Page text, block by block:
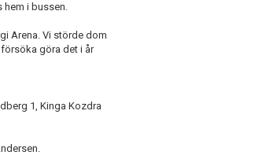
hem i bussen.
Arena. Vi störde dom
göra det i år
1, Kinga Kozdra